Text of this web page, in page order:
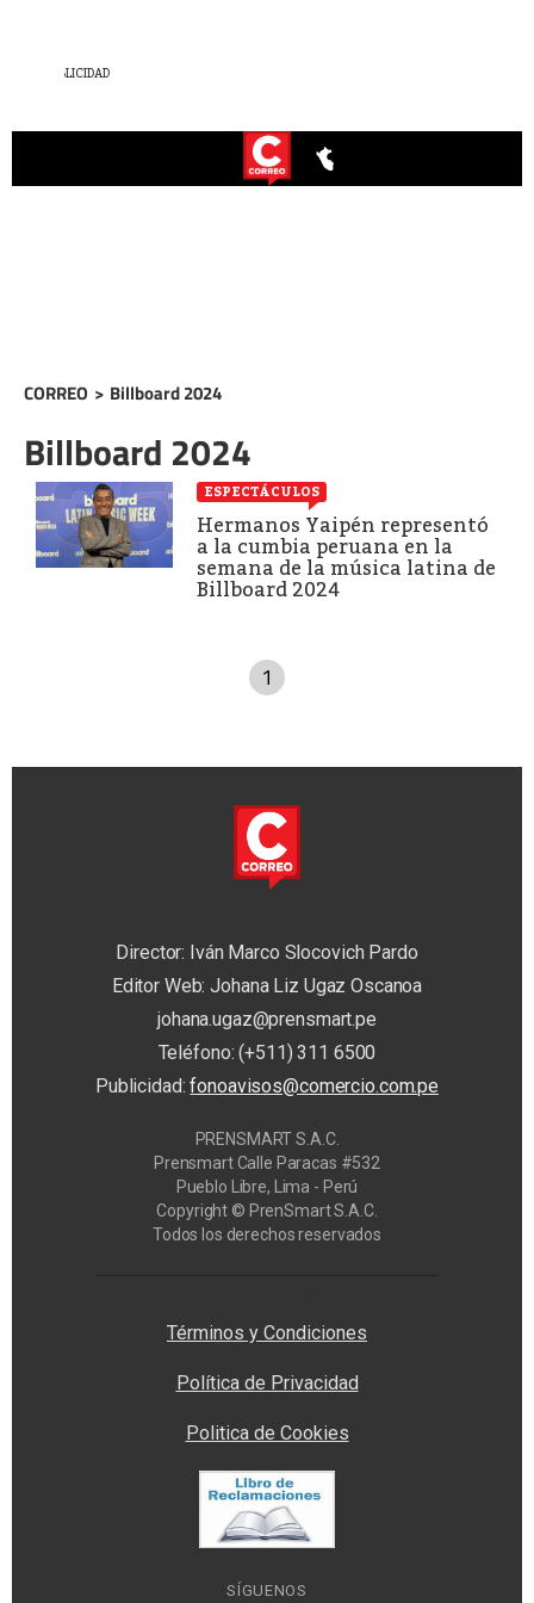
CORREO > Billboard 2024
Billboard 2024
ESPECTÁCULOS
Hermanos Yaipén representó
a la cumbia peruana en la
semana de la música latina de
Billboard 2024
1
Director: Iván Marco Slocovich Pardo
Editor Web: Johana Liz Ugaz Oscanoa
johana.ugaz@prensmart.pe
Teléfono: (+511) 311 6500
Publicidad:fonoavisos@comercio.com.pe
PRENSMART S.A.C.
Prensmart Calle Paracas #532
Pueblo Libre, Lima - Perú
Copyright © PrenSmart S.A.C.
Todos los derechos reservados
Términos y Condiciones
Política de Privacidad
Politica de Cookies
SÍGUENOS